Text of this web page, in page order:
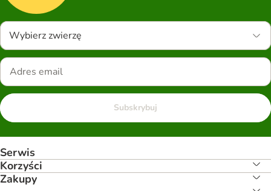
Wybierz zwierzę
Subskrybuj
Serwis
Korzyści
Zakupy